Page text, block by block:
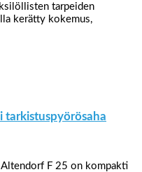
tarpeiden
kerätty kokemus,
tarkistuspyörösaha
F 25 on kompakti